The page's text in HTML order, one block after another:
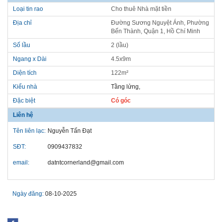
Loại tin rao
Cho thuê Nhà mặt tiền
Địa chỉ
Đường Sương Nguyệt Ánh, Phường
Bến Thành, Quận 1, Hồ Chí Minh
Số lầu
2 (lầu)
Ngang x Dài
4.5x9m
Diện tích
122m²
Kiểu nhà
Tầng lửng,
Đặc biệt
Có góc
Liên hệ
Tên liên lạc: Nguyễn Tấn Đạt
SĐT: 0909437832
email: datntcornerland@gmail.com
Ngày đăng: 08-10-2025